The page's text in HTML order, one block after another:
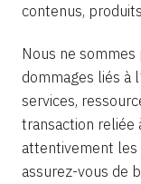
contenus,
Nous ne
dommages liés à
services,
transaction reliée
attentivement
assurez-vous de